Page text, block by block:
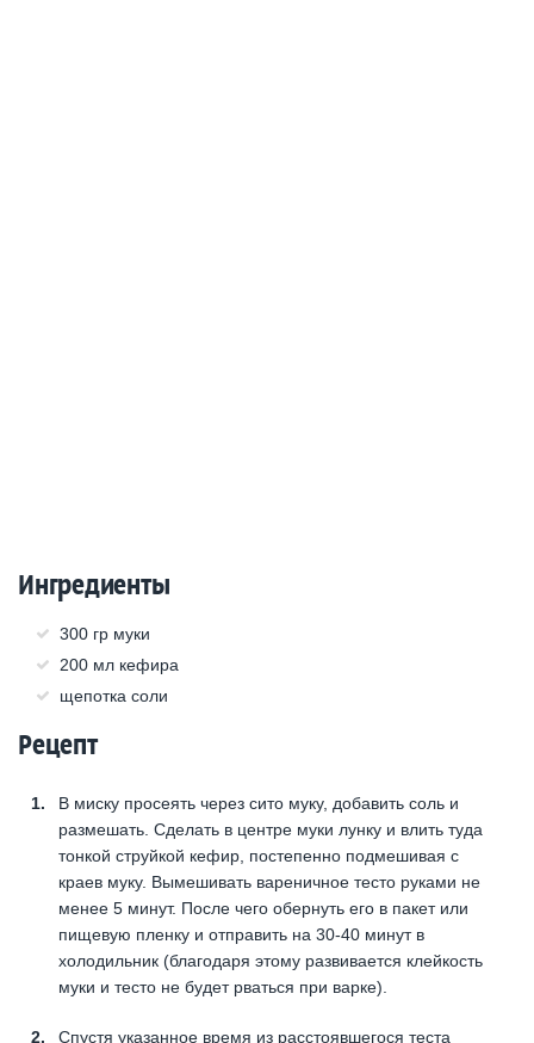
Ингредиенты
300 гр муки
200 мл кефира
щепотка соли
Рецепт
В миску просеять через сито муку, добавить соль и
размешать. Сделать в центре муки лунку и влить туда
тонкой струйкой кефир, постепенно подмешивая с
краев муку. Вымешивать вареничное тесто руками не
менее 5 минут. После чего обернуть его в пакет или
пищевую пленку и отправить на 30-40 минут в
холодильник (благодаря этому развивается клейкость
муки и тесто не будет рваться при варке).
Спустя указанное время из расстоявшегося теста